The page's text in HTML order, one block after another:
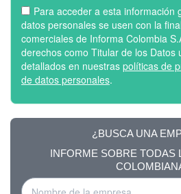
Para acceder a esta información
datos personales se usen con la
comerciales de Informa Colombia
derechos como Titular de los Datos
detallados en nuestras políticas de
de datos personales.
¿BUSCA UNA
INFORME SOBRE TODAS